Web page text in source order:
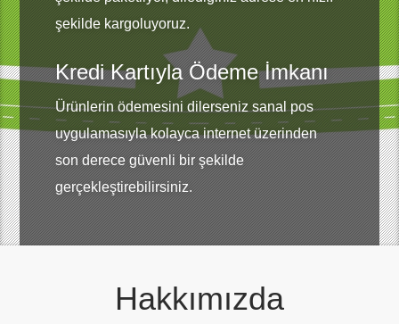
şekilde kargoluyoruz.
Kredi Kartıyla Ödeme İmkanı
Ürünlerin ödemesini dilerseniz sanal pos
uygulamasıyla kolayca internet üzerinden
son derece güvenli bir şekilde
gerçekleştirebilirsiniz.
Hakkımızda